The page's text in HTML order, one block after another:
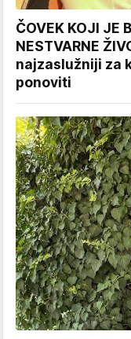
ČOVEK KOJI JE
NESTVARNE
najzaslužniji za
ponoviti